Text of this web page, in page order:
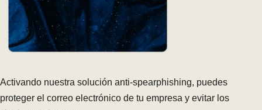
Activando nuestra solución anti-spearphishing, puedes
proteger el correo electrónico de tu empresa y evitar los